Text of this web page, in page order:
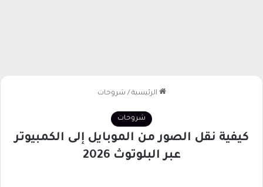
الرئيسية / شروحات
شروحات
كيفية نقل الصور من الموبايل إلى الكمبيوتر
عبر البلوتوث 2026